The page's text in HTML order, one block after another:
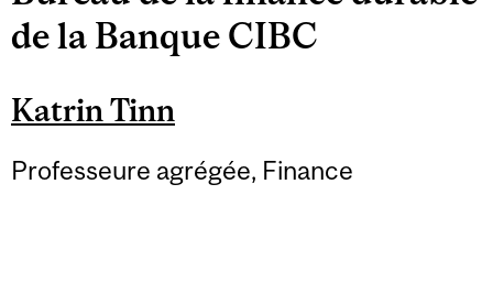
de la Banque CIBC
Katrin Tinn
Professeure agrégée, Finance